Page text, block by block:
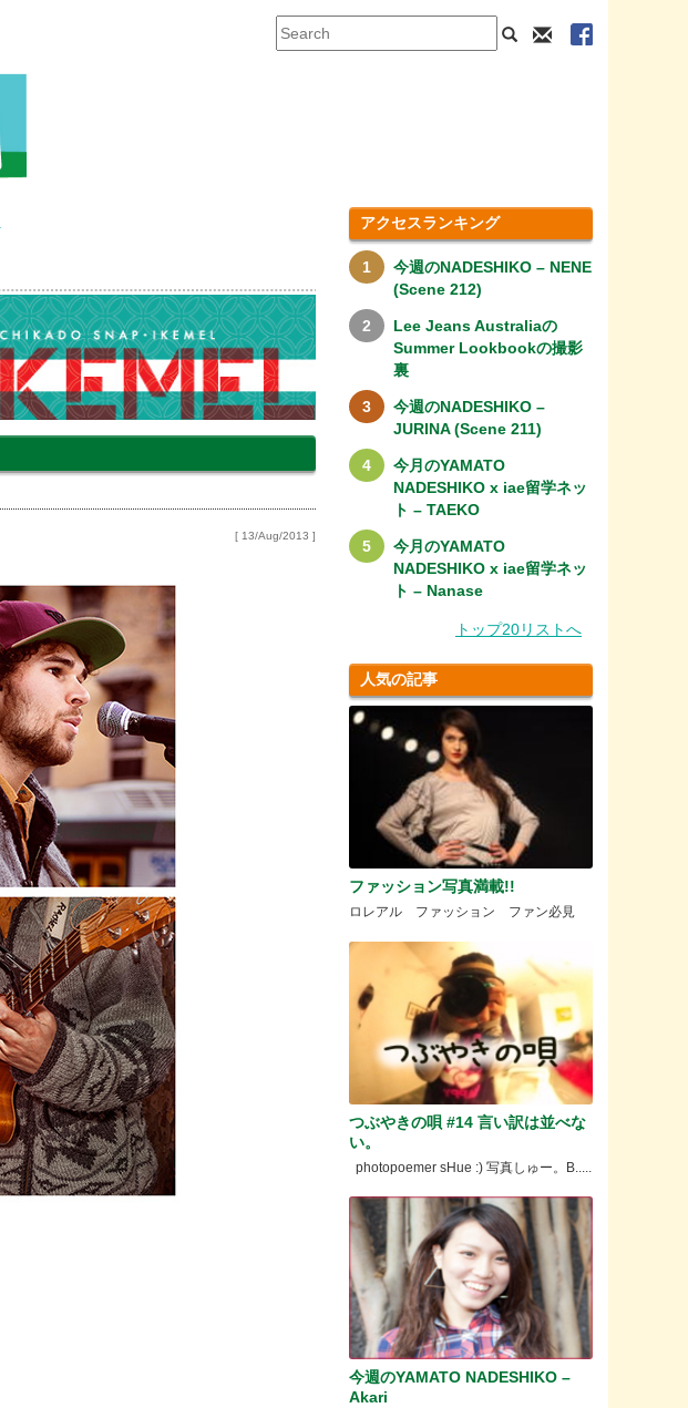
[ 13/Aug/2013 ]
アクセスランキング
今週のNADESHIKO – NENE
(Scene 212)
Lee Jeans Australiaの
Summer Lookbookの撮影
裏
今週のNADESHIKO –
JURINA (Scene 211)
今月のYAMATO
NADESHIKO x iae留学ネッ
ト – TAEKO
今月のYAMATO
NADESHIKO x iae留学ネッ
ト – Nanase
トップ20リストへ
人気の記事
ファッション写真満載!!
ロレアル ファッション ファン必見
つぶやきの唄 #14 言い訳は並べな
い。
photopoemer sHue :) 写真しゅー。B.....
今週のYAMATO NADESHIKO –
Akari